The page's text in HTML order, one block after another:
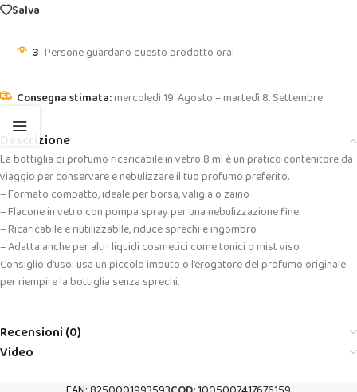
Salva
3 Persone guardano questo prodotto ora!
mercoledì 19. Agosto – martedì 8. Settembre
Descrizione
La bottiglia di profumo ricaricabile in vetro 8 ml è un pratico contenitore da
viaggio per conservare e nebulizzare il tuo profumo preferito.
– Formato compatto, ideale per borsa, valigia o zaino
– Flacone in vetro con pompa spray per una nebulizzazione fine
– Ricaricabile e riutilizzabile, riduce sprechi e ingombro
– Adatta anche per altri liquidi cosmetici come tonici o mist viso
Consiglio d’uso: usa un piccolo imbuto o l’erogatore del profumo originale
per riempire la bottiglia senza sprechi.
Recensioni (0)
Video